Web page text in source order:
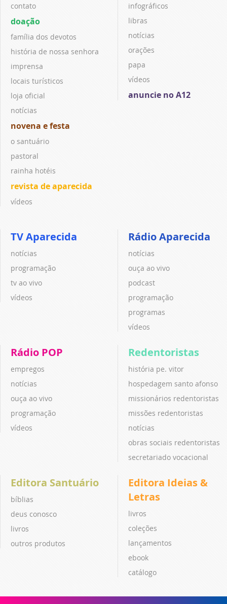
contato
doação
família dos devotos
história de nossa senhora
imprensa
locais turísticos
loja oficial
notícias
novena e festa
o santuário
pastoral
rainha hotéis
revista de aparecida
vídeos
infográficos
libras
notícias
orações
papa
vídeos
anuncie no A12
TV Aparecida
notícias
programação
tv ao vivo
vídeos
Rádio Aparecida
notícias
ouça ao vivo
podcast
programação
programas
vídeos
Rádio POP
empregos
notícias
ouça ao vivo
programação
vídeos
Redentoristas
história pe. vitor
hospedagem santo afonso
missionários redentoristas
missões redentoristas
notícias
obras sociais redentoristas
secretariado vocacional
Editora Santuário
bíblias
deus conosco
livros
outros produtos
Editora Ideias &
Letras
livros
coleções
lançamentos
ebook
catálogo